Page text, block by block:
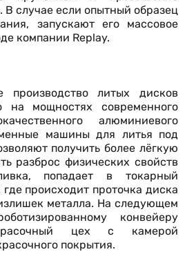
В случае если опытный образец
запускают его массовое
компании Replay.
производство литых дисков
на мощностях современного
алюминиевого
машины для литья под
получить более лёгкую
разброс физических свойств
попадает в токарный
происходит проточка диска
металла. На следующем
конвейеру
цех с камерой
покрытия.